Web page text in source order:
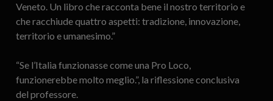
Veneto. Un libro che racconta bene il nostro territorio e
che racchiude quattro aspetti: tradizione, innovazione,
territorio e umanesimo.”
“Se l’Italia funzionasse come una Pro Loco,
funzionerebbe molto meglio.”, la riflessione conclusiva
del professore.